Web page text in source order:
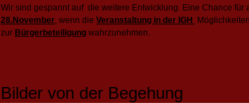
Wir sind gespannt auf die weitere Entwicklung. Eine Chance
28.November, wenn die Veranstaltung in der IGH
zur Bürgerbeteiligung wahrzunehmen.
Bilder von der Begehung